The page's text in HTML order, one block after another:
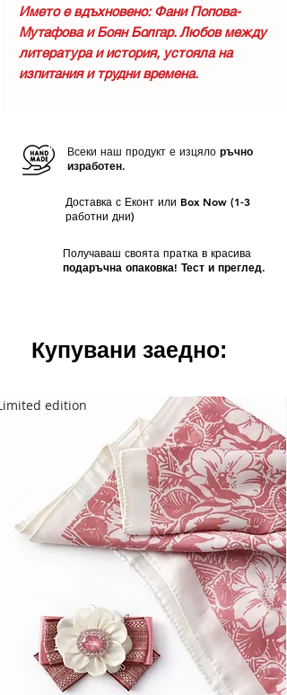
Името е вдъхновено: Фани Попова-
Мутафова и Боян Болгар. Любов между
литература и история, устояла на
изпитания и трудни времена.
Всеки наш продукт е изцяло ръчно
изработен.
Доставка с Еконт или Box Now (1-3
работни дни)
Получаваш своята пратка в красива
подаръчна опаковка! Тест и преглед.
Купувани заедно:
edition